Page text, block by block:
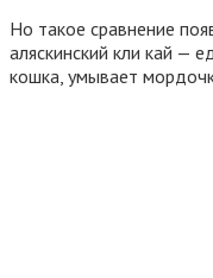
Но такое сравнение
аляскинский кли кай —
кошка, умывает